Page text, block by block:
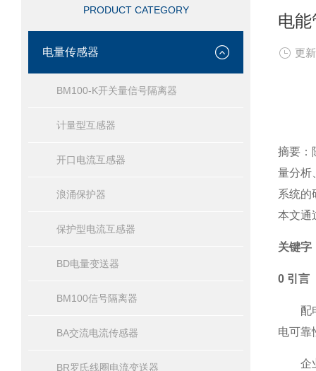
PRODUCT CATEGORY
电量传感器
BM100-K开关量信号隔离器
计量型互感器
开口电流互感器
浪涌保护器
保护型电流互感器
BD电量变送器
BM100信号隔离器
BA交流电流传感器
BR罗氏线圈电流变送器
电
更
摘要：
量分析
系统的
本文通
关键字
0 引言
配电
电可靠
企业